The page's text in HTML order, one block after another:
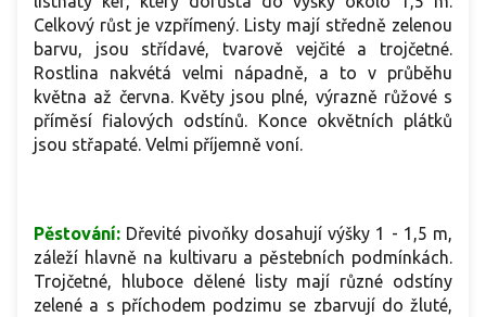
Celkový růst je vzpřímený. Listy mají středně zelenou
barvu, jsou střídavé, tvarově vejčité a trojčetné.
Rostlina nakvétá velmi nápadně, a to v průběhu
května až června. Květy jsou plné, výrazně růžové s
příměsí fialových odstínů. Konce okvětních plátků
jsou střapaté. Velmi příjemně voní.
Pěstování: Dřevité pivoňky dosahují výšky 1 - 1,5 m,
záleží hlavně na kultivaru a pěstebních podmínkách.
Trojčetné, hluboce dělené listy mají různé odstíny
zelené a s příchodem podzimu se zbarvují do žluté,